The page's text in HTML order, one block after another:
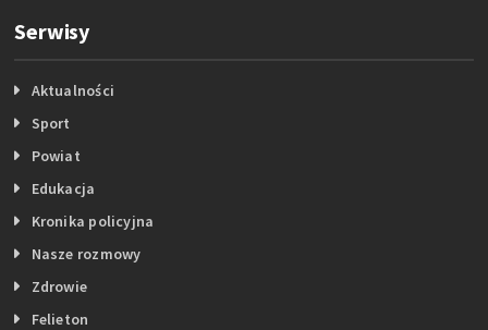
Serwisy
Aktualności
Sport
Powiat
Edukacja
Kronika policyjna
Nasze rozmowy
Zdrowie
Felieton